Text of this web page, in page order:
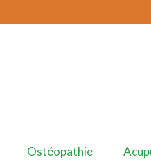
Ostéopathie